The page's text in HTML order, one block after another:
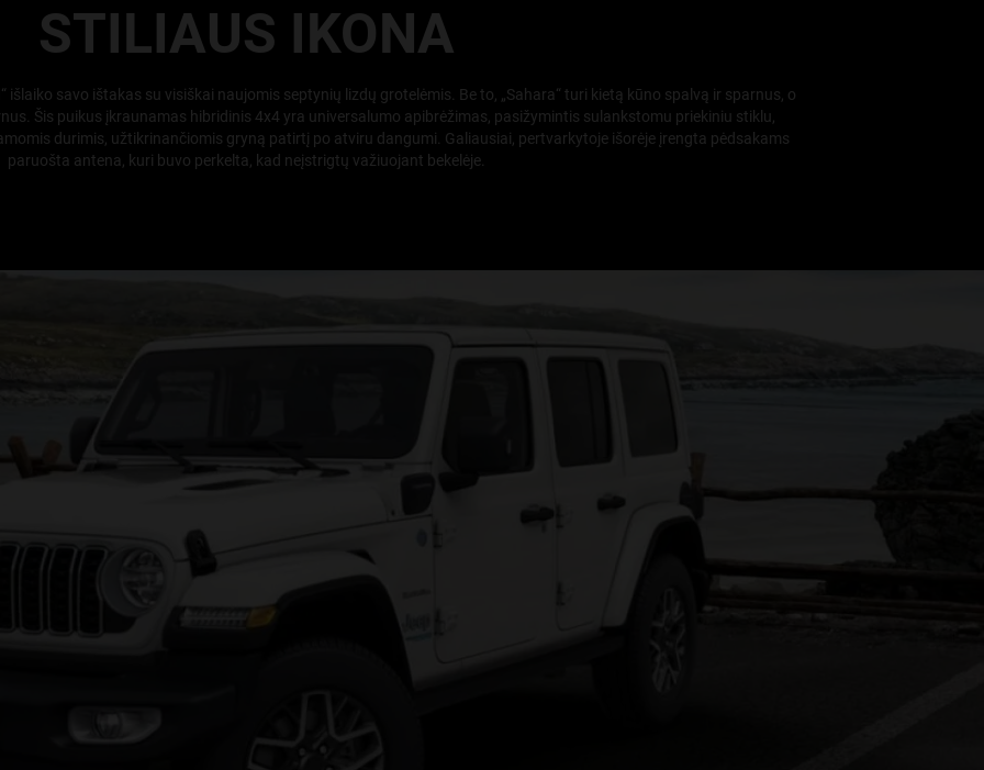
STILIAUS IKONA
išlaiko savo ištakas su visiškai naujomis septynių lizdų grotelėmis. Be to, „Sahara“ turi kietą kūno spalvą ir sparnus, o
Šis puikus įkraunamas hibridinis 4x4 yra universalumo apibrėžimas, pasižymintis sulankstomu priekiniu stiklu,
durimis, užtikrinančiomis gryną patirtį po atviru dangumi. Galiausiai, pertvarkytoje išorėje įrengta pėdsakams
paruošta antena, kuri buvo perkelta, kad neįstrigtų važiuojant bekelėje.